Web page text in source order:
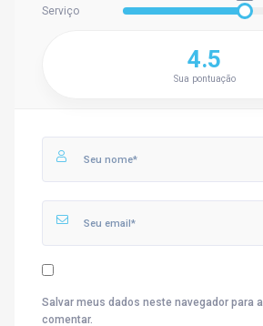
Serviço
4.5
Sua pontuação
Salvar meus dados neste navegador para
comentar.